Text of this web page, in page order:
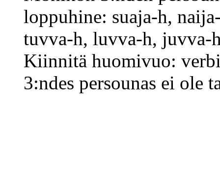
loppuhine: suaja-h,
tuvva-h, luvva-h, juvva-
Kiinnitä huomivuo:
3:ndes persounas ei ole